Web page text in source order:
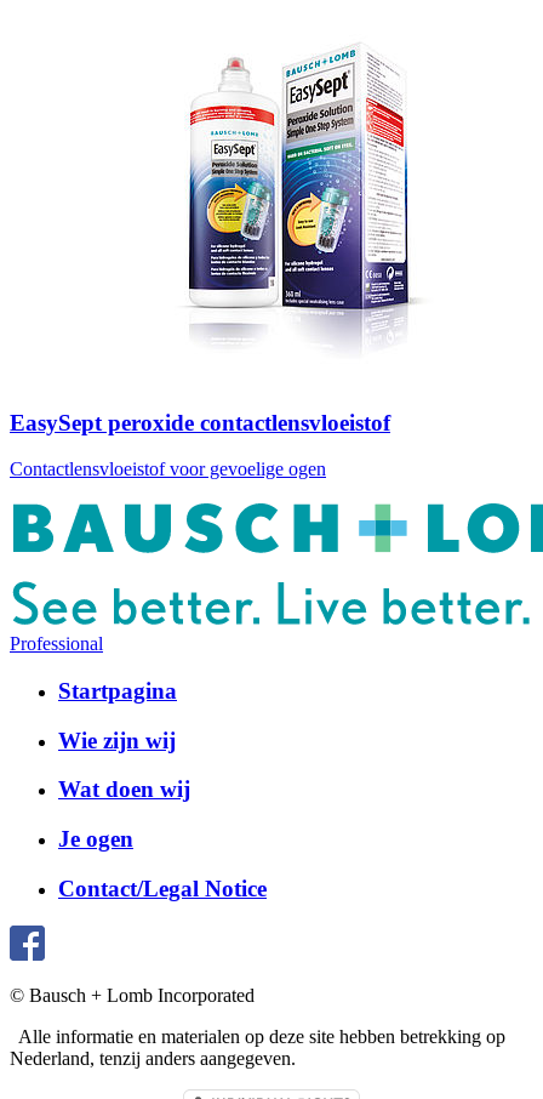
EasySept peroxide contactlensvloeistof
Contactlensvloeistof voor gevoelige ogen
Professional
Startpagina
Wie zijn wij
Wat doen wij
Je ogen
Contact/Legal Notice
© Bausch + Lomb Incorporated
Alle informatie en materialen op deze site hebben betrekking op
Nederland, tenzij anders aangegeven.